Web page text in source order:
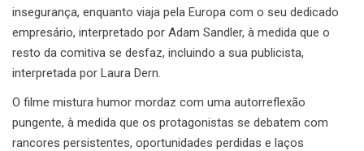
insegurança, enquanto viaja pela Europa com o seu dedicado
empresário, interpretado por Adam Sandler, à medida que o
resto da comitiva se desfaz, incluindo a sua publicista,
interpretada por Laura Dern.
O filme mistura humor mordaz com uma autorreflexão
pungente, à medida que os protagonistas se debatem com
rancores persistentes, oportunidades perdidas e laços